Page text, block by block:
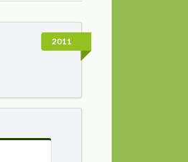
2011